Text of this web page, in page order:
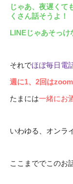
じゃあ、夜遅くて
くさん話そうよ！
LINEじゃあそっけ
それでほぼ毎日電
週に1、2回はzoom
たまには一緒にお
いわゆる、オンラ
ここまででこのお